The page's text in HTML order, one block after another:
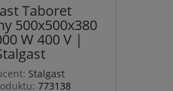
Taboret
500x500x380
W 400 V |
Stalgast
773138